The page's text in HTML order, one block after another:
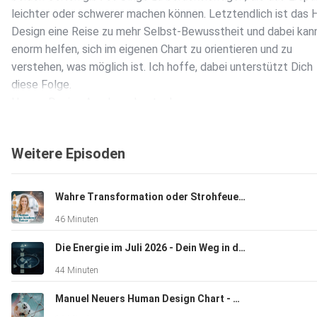
leichter oder schwerer machen können. Letztendlich ist das
Design eine Reise zu mehr Selbst-Bewusstheit und dabei
enorm helfen, sich im eigenen Chart zu orientieren und zu
verstehen, was möglich ist. Ich hoffe, dabei unterstützt Dich
diese Folge.
https://human-design-system.com/living-your-design-
https://human-design-system.com/ausbildungen-kurse/
Academy Readings & Beratungen:
https://human-design-system.com/human-design-academy-
Human Design Academy schriftliche Human Design
https://human-design-system.com/analysen/
https://www.instagram.com/humandesign_academy/ Whats
Weitere Episoden
Wahre Transformation oder Strohfeuer? Neue Mondknoten - jetzt werden die Weichen neu gestellt
46 Minuten
Die Energie im Juli 2026 - Dein Weg in die Klarheit
44 Minuten
Manuel Neuers Human Design Chart - Was hinter seiner 'Aura' steckt